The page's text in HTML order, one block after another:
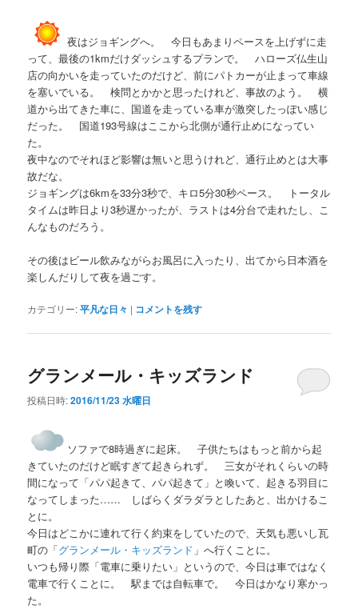
夜はジョギングへ。 今日もあまりペースを上げずに走
って、最後の1kmだけダッシュするプランで。 ハローズ仏生山
店の向かいを走っていたのだけど、前にパトカーが止まって車線
を塞いでいる。 検問とかかと思ったけれど、事故のよう。 横
道から出てきた車に、国道を走っている車が激突したっぽい感じ
だった。 国道193号線はここから北側が通行止めになってい
た。
夜中なのでそれほど影響は無いと思うけれど、通行止めとは大事
故だな。
ジョギングは6kmを33分3秒で、キロ5分30秒ペース。 トータル
タイムは昨日より3秒遅かったが、ラストは4分台で走れたし、こ
んなものだろう。
その後はビール飲みながらお風呂に入ったり、出てから日本酒を
楽しんだりして夜を過ごす。
カテゴリー:平凡な日々 | コメントを残す
グランメール・キッズランド
投稿日時:2016/11/23 水曜日
ソファで8時過ぎに起床。 子供たちはもっと前から起
きていたのだけど眠すぎて起きられず。 三女がそれくらいの時
間になって「パパ起きて、パパ起きて」と喚いて、起きる羽目に
なってしまった…… しばらくダラダラとしたあと、出かけるこ
とに。
今日はどこかに連れて行く約束をしていたので、天気も悪いし瓦
町の「グランメール・キッズランド 」へ行くことに。
いつも帰り際「電車に乗りたい」というので、今日は車ではなく
電車で行くことに。 駅までは自転車で。 今日はかなり寒かっ
た。